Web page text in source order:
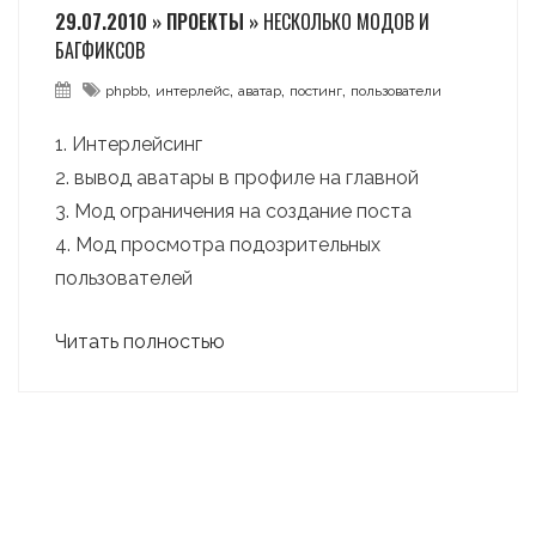
29.07.2010 » ПРОЕКТЫ » НЕСКОЛЬКО МОДОВ И
БАГФИКСОВ
phpbb, интерлейс, аватар, постинг, пользователи
1. Интерлейсинг
2. вывод аватары в профиле на главной
3. Мод ограничения на создание поста
4. Мод просмотра подозрительных
пользователей
Читать полностью